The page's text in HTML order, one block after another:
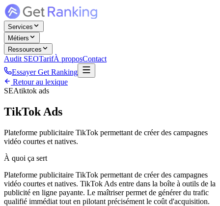
Services
Métiers
Ressources
Audit SEOTarifÀ proposContact
Essayer Get Ranking
Retour au lexique
SEAtiktok ads
TikTok Ads
Plateforme publicitaire TikTok permettant de créer des campagnes
vidéo courtes et natives.
À quoi ça sert
Plateforme publicitaire TikTok permettant de créer des campagnes
vidéo courtes et natives. TikTok Ads entre dans la boîte à outils de la
publicité en ligne payante. Le maîtriser permet de générer du trafic
qualifié immédiat tout en pilotant précisément le coût d'acquisition.